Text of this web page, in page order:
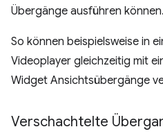
Übergänge ausführen können.
So können beispielsweise in
Videoplayer gleichzeitig mit
Widget Ansichtsübergänge
Verschachtelte